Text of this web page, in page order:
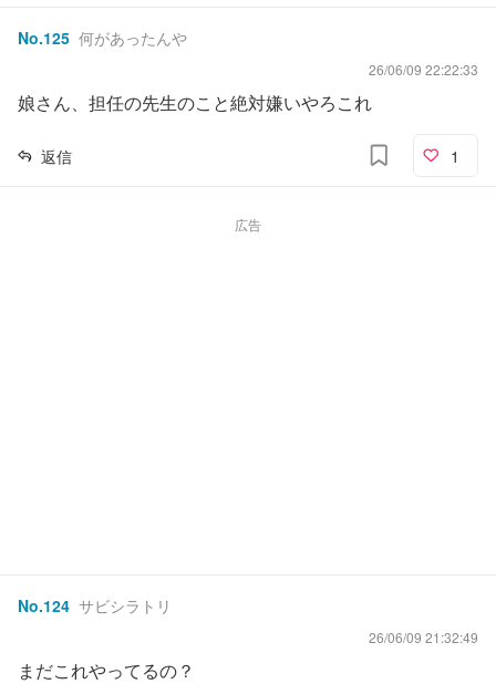
No.125 何があったんや
26/06/09 22:22:33
娘さん、担任の先生のこと絶対嫌いやろこれ
返信 1
広告
No.124 サビシラトリ
26/06/09 21:32:49
まだこれやってるの？